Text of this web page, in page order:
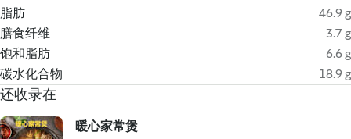
脂肪
46.9 g
膳食纤维
3.7 g
饱和脂肪
6.6 g
碳水化合物
18.9 g
还收录在
暖心家常煲